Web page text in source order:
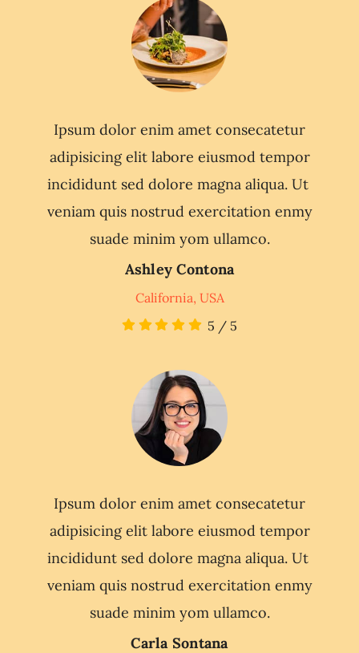
Ipsum dolor enim amet consecatetur
adipisicing elit labore eiusmod tempor
incididunt sed dolore magna aliqua. Ut
veniam quis nostrud exercitation enmy
suade minim yom ullamco.
Ashley Contona
California, USA
5 / 5
Ipsum dolor enim amet consecatetur
adipisicing elit labore eiusmod tempor
incididunt sed dolore magna aliqua. Ut
veniam quis nostrud exercitation enmy
suade minim yom ullamco.
Carla Sontana